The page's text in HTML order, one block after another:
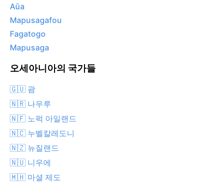
Aūa
Mapusagafou
Fagatogo
Mapusaga
오세아니아의 국가들
🇬🇺 괌
🇳🇷 나우루
🇳🇫 노퍽 아일랜드
🇳🇨 누벨칼레도니
🇳🇿 뉴질랜드
🇳🇺 니우에
🇲🇭 마셜 제도